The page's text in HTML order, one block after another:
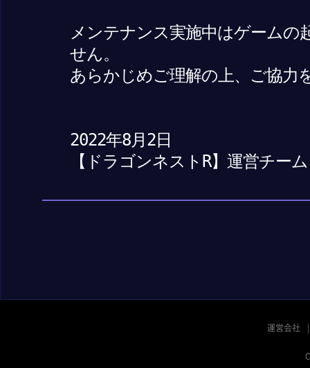
メンテナンス実施中はゲームの
せん。
あらかじめご理解の上、ご協力
2022年8月2日
【ドラゴンネストR】運営チーム
運営会社